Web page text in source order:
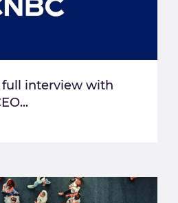
full interview with